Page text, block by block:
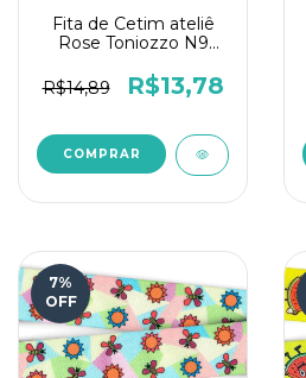
Fita de Cetim ateliê
Rose Toniozzo N9
R$14,89
R$13,78
7%
OFF